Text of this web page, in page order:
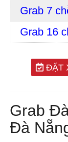
Grab 7
Grab 16
ĐẶT
Grab
Đà